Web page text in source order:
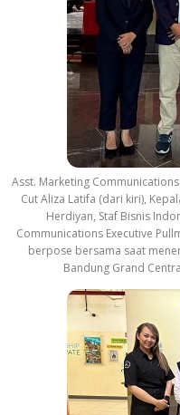
Asst. Marketing
Cut Aliza Latifa (dari kiri),
Herdiyan, Staf Bisnis
Communications Executive
berpose bersama saat
Bandung Grand